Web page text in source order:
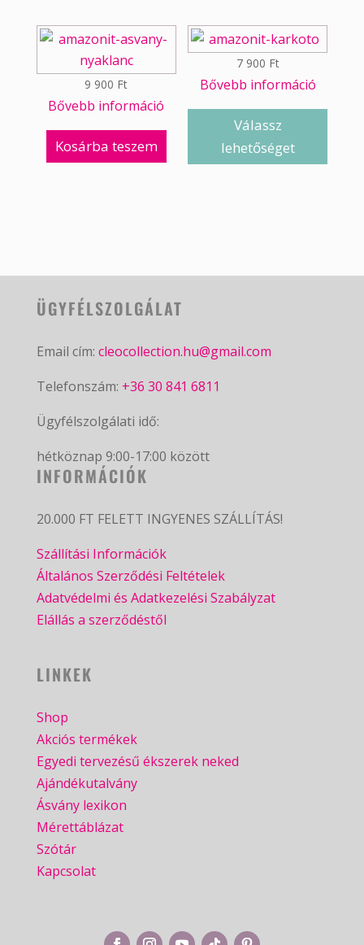
9 900 Ft
Bővebb információ
Kosárba teszem
7 900 Ft
Bővebb információ
Válassz
lehetőséget
ÜGYFÉLSZOLGÁLAT
Email cím: cleocollection.hu@gmail.com
Telefonszám: +36 30 841 6811
Ügyfélszolgálati idő:
hétköznap 9:00-17:00 között
INFORMÁCIÓK
20.000 FT FELETT INGYENES SZÁLLÍTÁS!
Szállítási Információk
Általános Szerződési Feltételek
Adatvédelmi és Adatkezelési Szabályzat
Elállás a szerződéstől
LINKEK
Shop
Akciós termékek
Egyedi tervezésű ékszerek neked
Ajándékutalvány
Ásvány lexikon
Mérettáblázat
Szótár
Kapcsolat